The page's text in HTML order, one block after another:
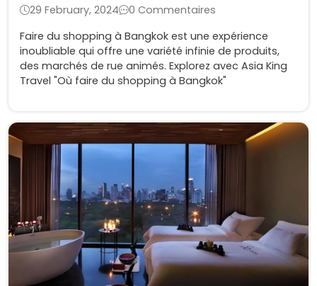
29 February, 2024
0 Commentaires
Faire du shopping à Bangkok est une expérience
inoubliable qui offre une variété infinie de produits,
des marchés de rue animés. Explorez avec Asia King
Travel "Où faire du shopping à Bangkok"